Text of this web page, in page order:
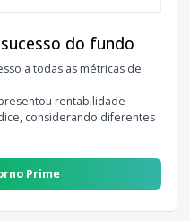
do fundo
a todas as métricas de
rentabilidade
considerando diferentes
Prime